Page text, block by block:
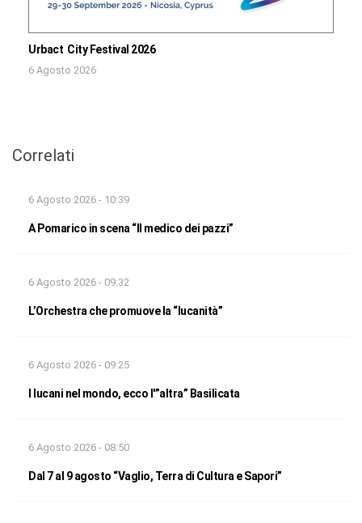
Urbact City Festival 2026
6 Agosto 2026
Correlati
6 Agosto 2026 - 10:39
A Pomarico in scena “Il medico dei pazzi”
6 Agosto 2026 - 09:32
L’Orchestra che promuove la “lucanità”
6 Agosto 2026 - 09:25
I lucani nel mondo, ecco l'”altra” Basilicata
6 Agosto 2026 - 08:50
Dal 7 al 9 agosto “Vaglio, Terra di Cultura e Sapori”